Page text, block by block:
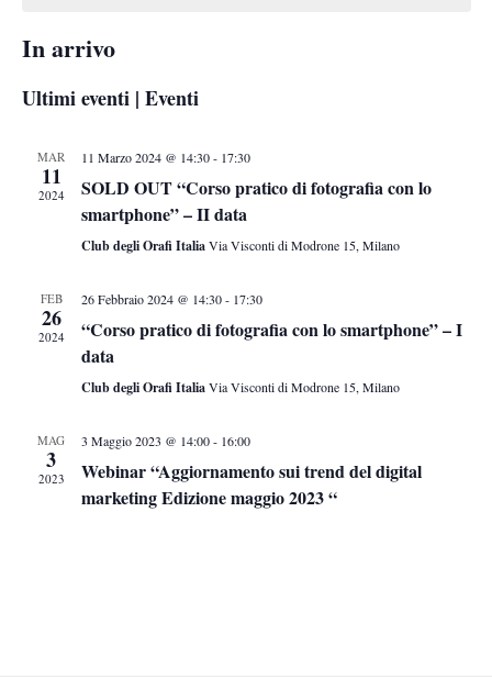
In arrivo
la
Ultimi eventi | Eventi
MAR
11
2024
11 Marzo 2024 @ 14:30- 17:30
SOLD OUT “Corso pratico di fotografia con lo
smartphone” – II data
Club degli Orafi ItaliaVia Visconti di Modrone 15, Milano
FEB
26
2024
26 Febbraio 2024 @ 14:30- 17:30
“Corso pratico di fotografia con lo smartphone” – I
data
Club degli Orafi ItaliaVia Visconti di Modrone 15, Milano
MAG
3
2023
3 Maggio 2023 @ 14:00- 16:00
Webinar “Aggiornamento sui trend del digital
marketing Edizione maggio 2023 “